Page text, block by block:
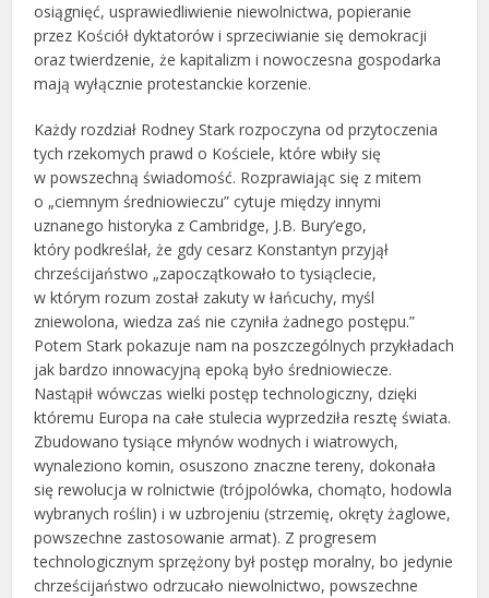
osiągnięć, usprawiedliwienie niewolnictwa, popieranie
przez Kościół dyktatorów i sprzeciwianie się demokracji
oraz twierdzenie, że kapitalizm i nowoczesna gospodarka
mają wyłącznie protestanckie korzenie.
Każdy rozdział Rodney Stark rozpoczyna od przytoczenia
tych rzekomych prawd o Kościele, które wbiły się
w powszechną świadomość. Rozprawiając się z mitem
o „ciemnym średniowieczu” cytuje między innymi
uznanego historyka z Cambridge, J.B. Bury’ego,
który podkreślał, że gdy cesarz Konstantyn przyjął
chrześcijaństwo „zapoczątkowało to tysiąclecie,
w którym rozum został zakuty w łańcuchy, myśl
zniewolona, wiedza zaś nie czyniła żadnego postępu.”
Potem Stark pokazuje nam na poszczególnych przykładach
jak bardzo innowacyjną epoką było średniowiecze.
Nastąpił wówczas wielki postęp technologiczny, dzięki
któremu Europa na całe stulecia wyprzedziła resztę świata.
Zbudowano tysiące młynów wodnych i wiatrowych,
wynaleziono komin, osuszono znaczne tereny, dokonała
się rewolucja w rolnictwie (trójpolówka, chomąto, hodowla
wybranych roślin) i w uzbrojeniu (strzemię, okręty żaglowe,
powszechne zastosowanie armat). Z progresem
technologicznym sprzężony był postęp moralny, bo jedynie
chrześcijaństwo odrzucało niewolnictwo, powszechne